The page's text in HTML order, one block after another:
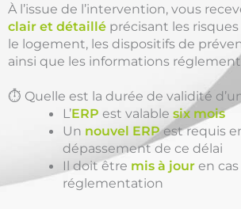
À l’issue de l’intervention, vous
clair et détaillé précisant les
le logement, les dispositifs de
ainsi que les informations
⏱️ Quelle est la durée de validité
L’ERP est valablesix mois
Un nouvel ERPest requis
dépassement de ce délai
Il doit être mis à jour en
réglementation